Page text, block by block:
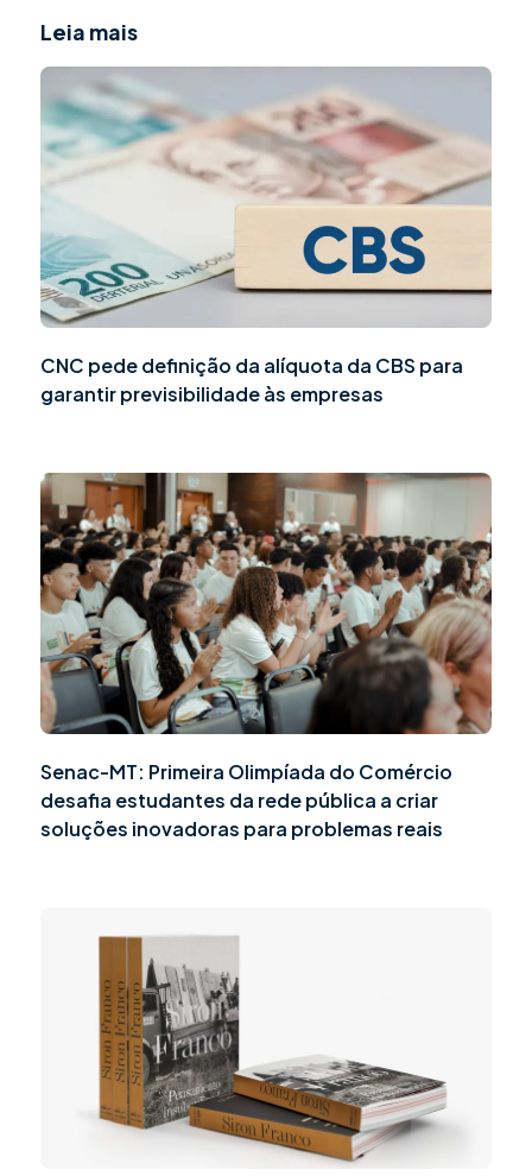
Leia mais
CNC pede definição da alíquota da CBS para
garantir previsibilidade às empresas
Senac-MT: Primeira Olimpíada do Comércio
desafia estudantes da rede pública a criar
soluções inovadoras para problemas reais